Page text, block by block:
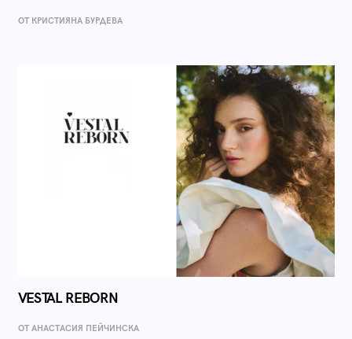
ОТ КРИСТИЯНА БУРДЕВА
VESTAL REBORN
ОТ AНАСТАСИЯ ПЕЙЧИНСКА